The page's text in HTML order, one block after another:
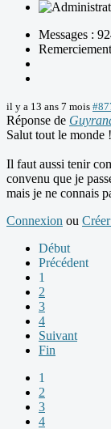
Messages :
il y a 13 ans 7 mois
Réponse de
Salut tout le monde !
Il faut aussi tenir
convenu que je
mais je ne connais
Connexion ou
Début
Précédent
1
2
3
4
Suivant
Fin
1
2
3
4